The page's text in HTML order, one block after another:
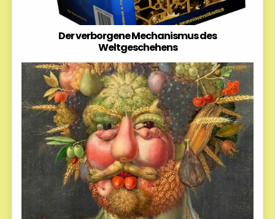
Der verborgene Mechanismus des
Weltgeschehens